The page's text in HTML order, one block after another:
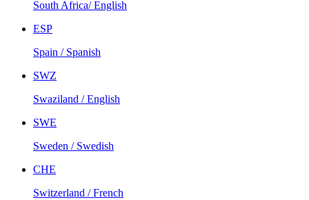
South Africa/ English
ESP
Spain / Spanish
SWZ
Swaziland / English
SWE
Sweden / Swedish
CHE
Switzerland / French